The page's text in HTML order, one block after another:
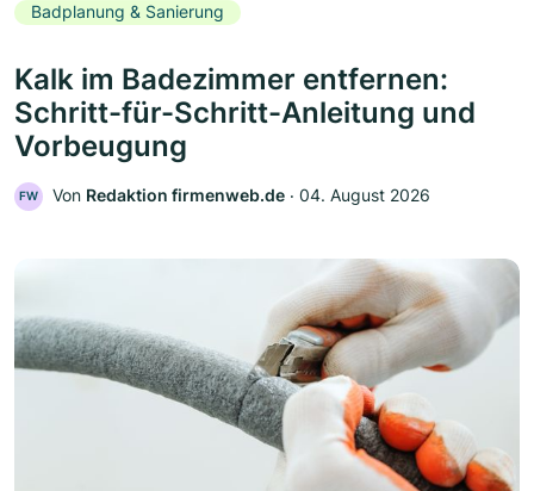
Badplanung & Sanierung
Kalk im Badezimmer entfernen:
Schritt-für-Schritt-Anleitung und
Vorbeugung
FW Von Redaktion firmenweb.de ‧ 04. August 2026